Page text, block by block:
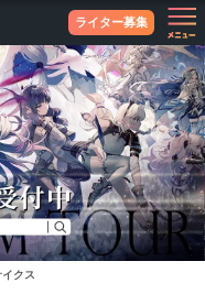
ライター募集
イクス